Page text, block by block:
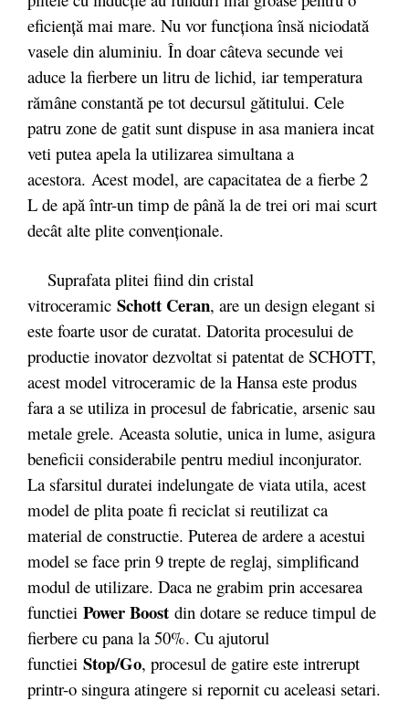
eficiență mai mare. Nu vor funcționa însă niciodată
vasele din aluminiu. În doar câteva secunde vei
aduce la fierbere un litru de lichid, iar temperatura
rămâne constantă pe tot decursul gătitului. Cele
patru zone de gatit sunt dispuse in asa maniera incat
veti putea apela la utilizarea simultana a
acestora. Acest model, are capacitatea de a fierbe 2
L de apă într-un timp de până la de trei ori mai scurt
decât alte plite convenționale.
Suprafata plitei fiind din cristal
vitroceramic Schott Ceran, are un design elegant si
este foarte usor de curatat. Datorita procesului de
productie inovator dezvoltat si patentat de SCHOTT,
acest model vitroceramic de la Hansa este produs
fara a se utiliza in procesul de fabricatie, arsenic sau
metale grele. Aceasta solutie, unica in lume, asigura
beneficii considerabile pentru mediul inconjurator.
La sfarsitul duratei indelungate de viata utila, acest
model de plita poate fi reciclat si reutilizat ca
material de constructie. Puterea de ardere a acestui
model se face prin 9 trepte de reglaj, simplificand
modul de utilizare. Daca ne grabim prin accesarea
functiei Power Boost din dotare se reduce timpul de
fierbere cu pana la 50%. Cu ajutorul
functiei Stop/Go, procesul de gatire este intrerupt
printr-o singura atingere si repornit cu aceleasi setari.